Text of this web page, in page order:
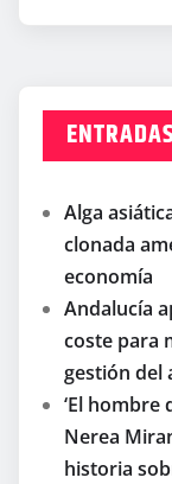
Alga
clonada
economía
Andalucía
coste para
gestión del
‘El hombre
Nerea
historia